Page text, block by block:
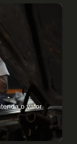
o valor